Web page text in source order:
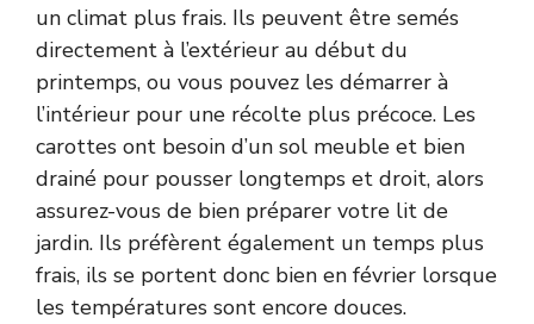
un climat plus frais. Ils peuvent être semés
directement à l’extérieur au début du
printemps, ou vous pouvez les démarrer à
l’intérieur pour une récolte plus précoce. Les
carottes ont besoin d’un sol meuble et bien
drainé pour pousser longtemps et droit, alors
assurez-vous de bien préparer votre lit de
jardin. Ils préfèrent également un temps plus
frais, ils se portent donc bien en février lorsque
les températures sont encore douces.